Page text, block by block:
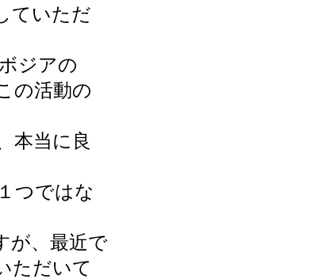
ていただ
ジアの
の活動の
本当に良
つではな
が、最近で
ただいて